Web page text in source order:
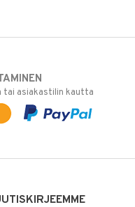
tai asiakastilin kautta